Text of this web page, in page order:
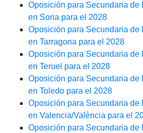
Oposición para Secundaria de
en Soria para el 2028
Oposición para Secundaria de
en Tarragona para el 2028
Oposición para Secundaria de
en Teruel para el 2028
Oposición para Secundaria de
en Toledo para el 2028
Oposición para Secundaria de
en Valencia/València para el
Oposición para Secundaria de